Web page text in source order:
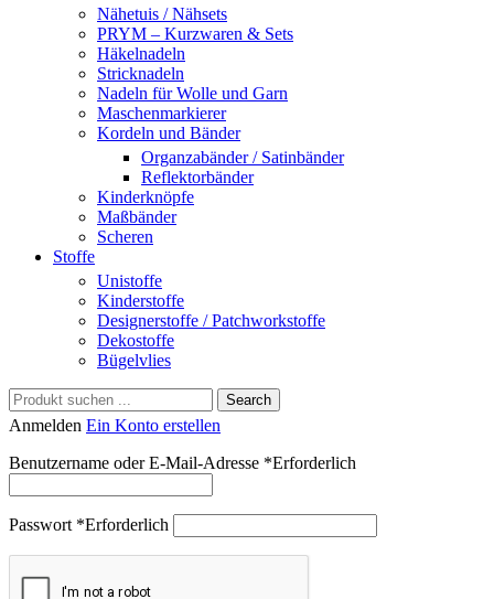
Nähetuis / Nähsets
PRYM – Kurzwaren & Sets
Häkelnadeln
Stricknadeln
Nadeln für Wolle und Garn
Maschenmarkierer
Kordeln und Bänder
Organzabänder / Satinbänder
Reflektorbänder
Kinderknöpfe
Maßbänder
Scheren
Stoffe
Unistoffe
Kinderstoffe
Designerstoffe / Patchworkstoffe
Dekostoffe
Bügelvlies
Search
Anmelden Ein Konto erstellen
Benutzername oder E-Mail-Adresse *Erforderlich
Passwort *Erforderlich